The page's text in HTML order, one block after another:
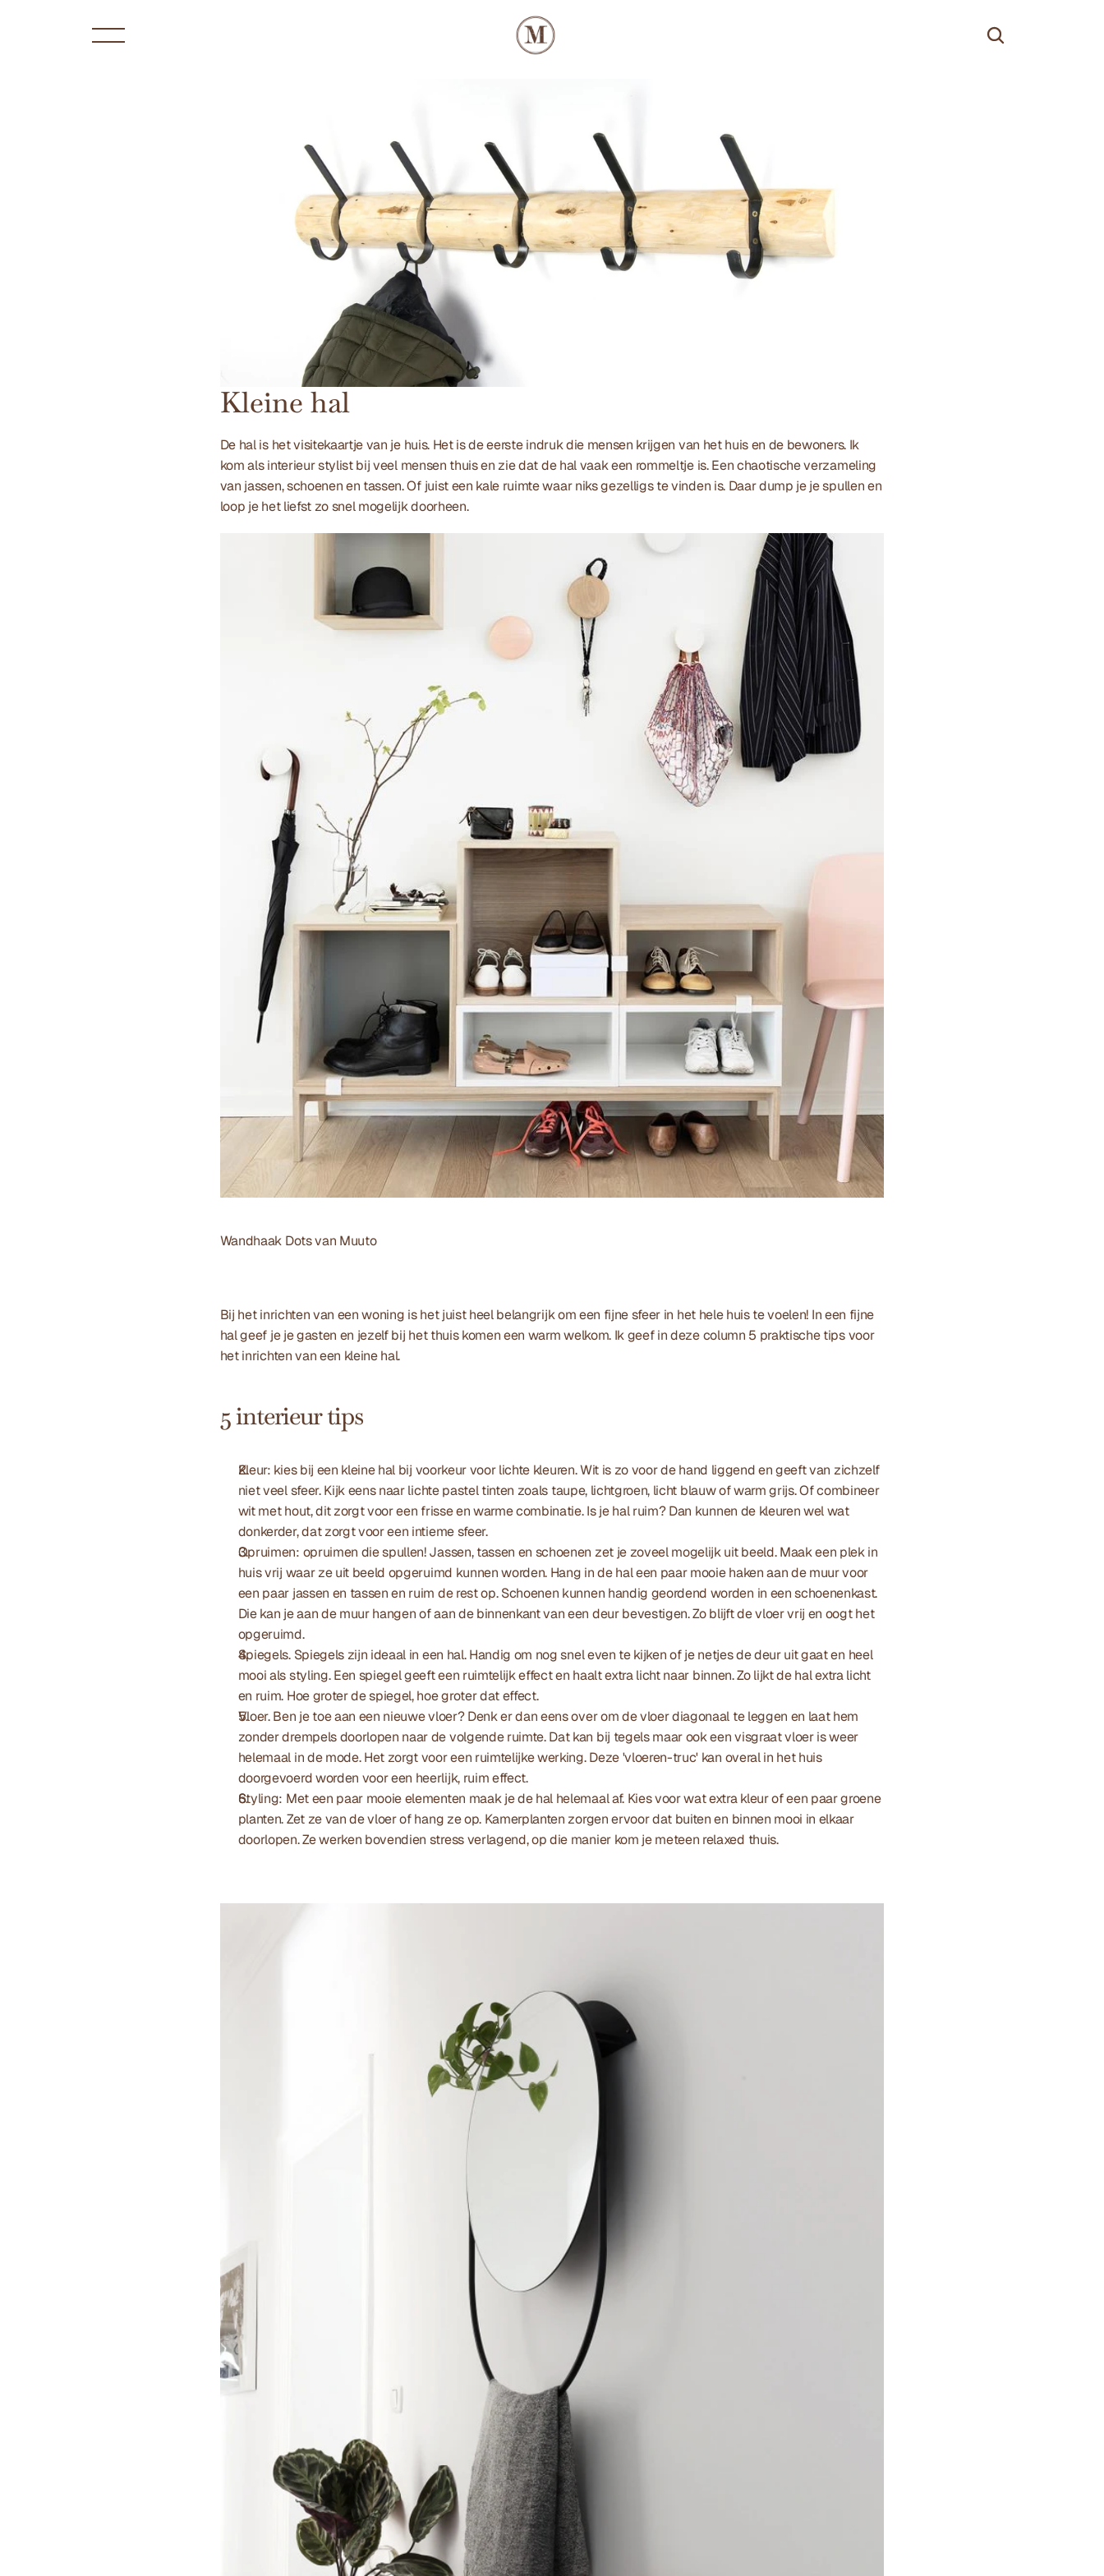
Kleine hal
De hal is het visitekaartje van je huis. Het is de eerste indruk die mensen krijgen van het huis en de bewoners. Ik
kom als interieur stylist bij veel mensen thuis en zie dat de hal vaak een rommeltje is. Een chaotische verzameling
van jassen, schoenen en tassen. Of juist een kale ruimte waar niks gezelligs te vinden is. Daar dump je je spullen en
loop je het liefst zo snel mogelijk doorheen.
Wandhaak Dots van Muuto
Bij het inrichten van een woning is het juist heel belangrijk om een fijne sfeer in het hele huis te voelen! In een fijne
hal geef je je gasten en jezelf bij het thuis komen een warm welkom. Ik geef in deze column 5 praktische tips voor
het inrichten van een kleine hal.
5 interieur tips
Kleur: kies bij een kleine hal bij voorkeur voor lichte kleuren. Wit is zo voor de hand liggend en geeft van zichzelf
niet veel sfeer. Kijk eens naar lichte pastel tinten zoals taupe, lichtgroen, licht blauw of warm grijs. Of combineer
wit met hout, dit zorgt voor een frisse en warme combinatie. Is je hal ruim? Dan kunnen de kleuren wel wat
donkerder, dat zorgt voor een intieme sfeer.
Opruimen: opruimen die spullen! Jassen, tassen en schoenen zet je zoveel mogelijk uit beeld. Maak een plek in
huis vrij waar ze uit beeld opgeruimd kunnen worden. Hang in de hal een paar mooie haken aan de muur voor
een paar jassen en tassen en ruim de rest op. Schoenen kunnen handig geordend worden in een schoenenkast.
Die kan je aan de muur hangen of aan de binnenkant van een deur bevestigen. Zo blijft de vloer vrij en oogt het
opgeruimd.
Spiegels. Spiegels zijn ideaal in een hal. Handig om nog snel even te kijken of je netjes de deur uit gaat en heel
mooi als styling. Een spiegel geeft een ruimtelijk effect en haalt extra licht naar binnen. Zo lijkt de hal extra licht
en ruim. Hoe groter de spiegel, hoe groter dat effect.
Vloer. Ben je toe aan een nieuwe vloer? Denk er dan eens over om de vloer diagonaal te leggen en laat hem
zonder drempels doorlopen naar de volgende ruimte. Dat kan bij tegels maar ook een visgraat vloer is weer
helemaal in de mode. Het zorgt voor een ruimtelijke werking. Deze 'vloeren-truc' kan overal in het huis
doorgevoerd worden voor een heerlijk, ruim effect.
Styling: Met een paar mooie elementen maak je de hal helemaal af. Kies voor wat extra kleur of een paar groene
planten. Zet ze van de vloer of hang ze op. Kamerplanten zorgen ervoor dat buiten en binnen mooi in elkaar
doorlopen. Ze werken bovendien stress verlagend, op die manier kom je meteen relaxed thuis.